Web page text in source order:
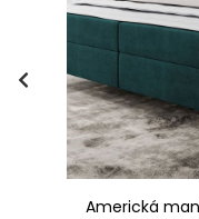
Americká